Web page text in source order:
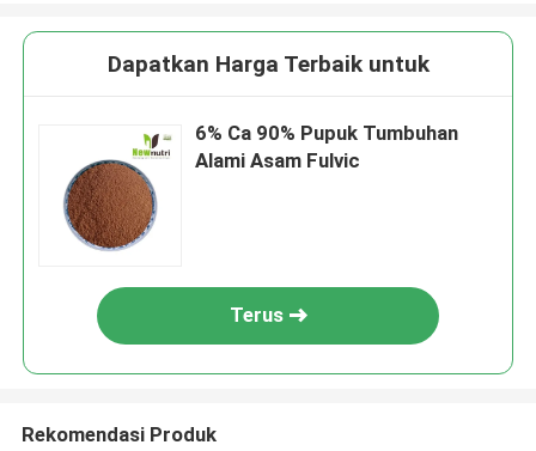
Dapatkan Harga Terbaik untuk
6% Ca 90% Pupuk Tumbuhan
Alami Asam Fulvic
Terus
Rekomendasi Produk